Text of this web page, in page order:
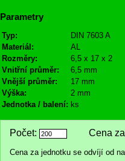
Parametry
Typ:
DIN 7603 A
Materiál:
AL
Rozměry:
6,5 x 17 x 2
Vnitřní průměr:
6,5 mm
Vnější průměr:
17 mm
Výška:
2 mm
Jednotka / balení: ks
Počet: Cena za
Cena za jednotku se odvíjí od